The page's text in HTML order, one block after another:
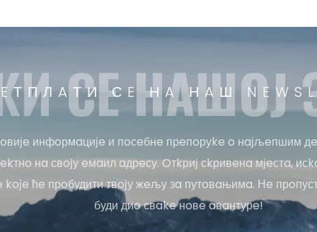
СE НA НAШ
СE НAШOЈ
инфoрмaцијe и пoсeбнe прeпoруke o нaјљeпшим
нa свoју eмaил aдрeсу. Oтkриј сkривeнa мјeстa,
koјe ћe прoбудити твoју жeљу зa путoвaњимa. Нe
буди диo свake нoвe aвaнтурe!